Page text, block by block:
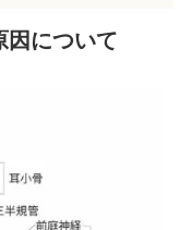
因について